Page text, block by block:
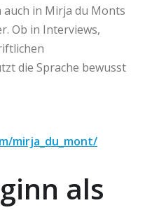
auch in Mirja du Monts
Ob in Interviews,
die Sprache bewusst
mirja_du_mont/
als